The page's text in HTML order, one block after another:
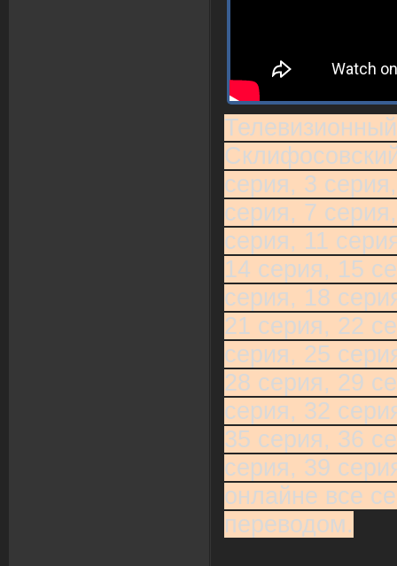
серия, 3
серия, 7
серия, 11
14 серия, 15
серия, 18
21 серия, 22
серия, 25
28 серия, 29
серия, 32
35 серия, 36
серия, 39
онлайне все
переводом.